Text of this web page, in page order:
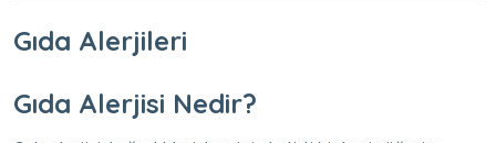
Gıda Alerjileri
Gıda Alerjisi Nedir?